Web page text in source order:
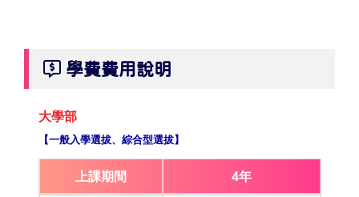
學費費用說明
大學部
【一般入學選拔、綜合型選拔】
上課期間 4年